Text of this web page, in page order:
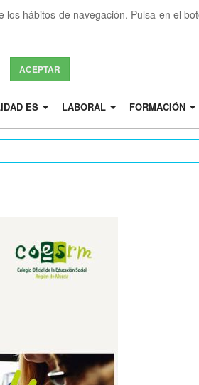
hábitos de navegación. Pulsa en el
ACEPTAR
ES LABORAL FORMACIÓN